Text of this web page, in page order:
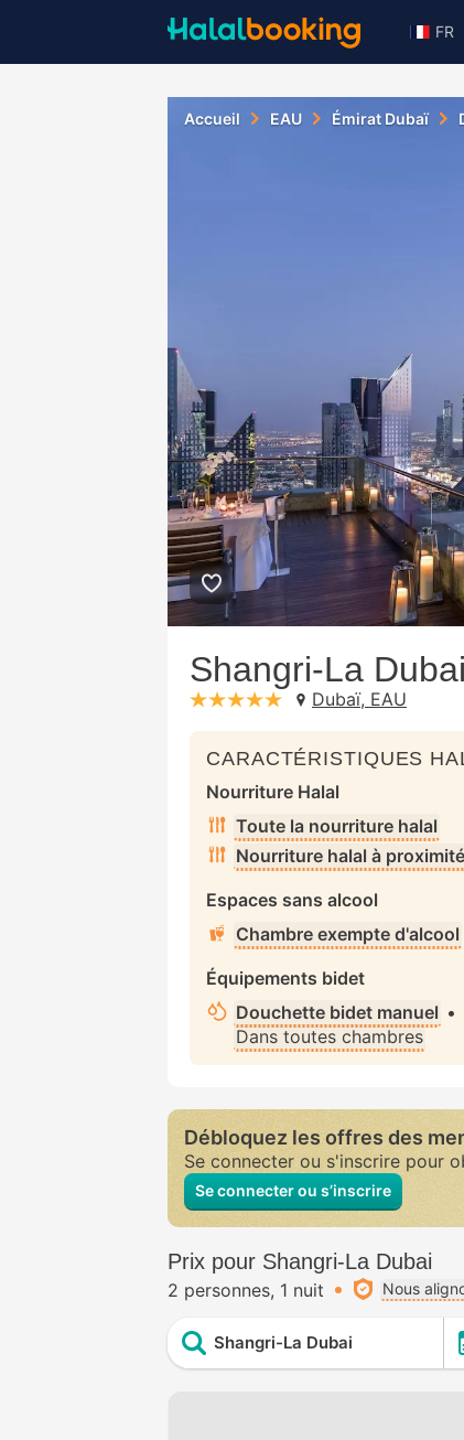
FR
Accueil EAU Émirat Dubaï
Shangri-La Dubai
stars: 5Dubaï, EAU
CARACTÉRISTIQUES
Nourriture Halal
Toute la nourriture halal
Nourriture halal à proximité
Espaces sans alcool
Chambre exempte d'alcool
Équipements bidet
Douchette bidet manuel •
Dans toutes chambres
Débloquez les offres des
Se connecter ou s'inscrire pour
Se connecter ou s’inscrire
Prix pour Shangri-La Dubai
2 personnes 1 nuit Nous
Shangri-La Dubai